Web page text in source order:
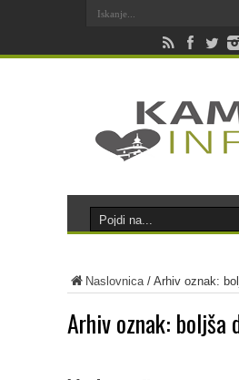
Naslovnica/ Arhiv oznak:
Arhiv oznak: boljša